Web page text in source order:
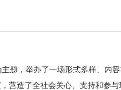
题，举办了一场形式多样、内
营造了全社会关心、支持和参与